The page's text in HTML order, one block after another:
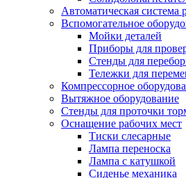
Автоматическая система
Вспомогательное
Мойки деталей
Приборы для
Стенды для
Тележки для
Компрессорное
Вытяжное оборудование
Стенды для проточки
Оснащение рабочих мест
Тиски слесарные
Лампа переноска
Лампа с катушкой
Сиденье механика